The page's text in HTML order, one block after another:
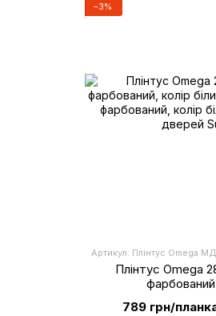
−3%
Артикул: Плінтус Omega
Плінтус Omega
789 грн/